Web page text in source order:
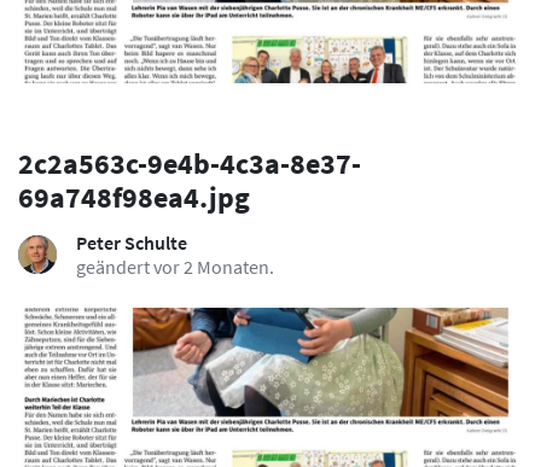
2c2a563c-9e4b-4c3a-8e37-
69a748f98ea4.jpg
Peter Schulte
geändert vor 2 Monaten.